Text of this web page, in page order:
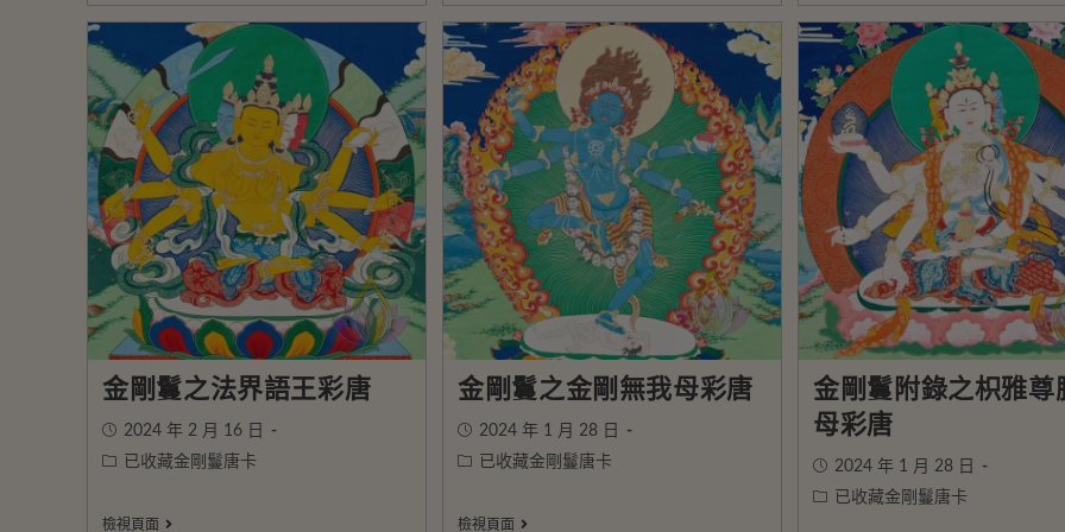
金剛鬘之法界語王彩唐
2024 年 2 月 16 日
已收藏金剛鬘唐卡
檢視頁面
金剛鬘之金剛無我母彩唐
2024 年 1 月 28 日
已收藏金剛鬘唐卡
檢視頁面
金剛鬘附錄之枳雅尊
母彩唐
2024 年 1 月 28 日
已收藏金剛鬘唐卡